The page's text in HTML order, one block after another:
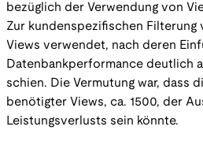
bezüglich der Verwendung von
Zur kundenspezifischen Filterung
Views verwendet, nach deren
Datenbankperformance deutlich
schien. Die Vermutung war, dass
benötigter Views, ca. 1500, der
Leistungsverlusts sein könnte.